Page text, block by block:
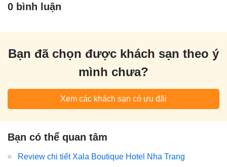
0 bình luận
Bạn đã chọn được khách sạn theo ý
mình chưa?
Xem các khách sạn có ưu đãi
Bạn có thể quan tâm
Review chi tiết Xala Boutique Hotel Nha Trang